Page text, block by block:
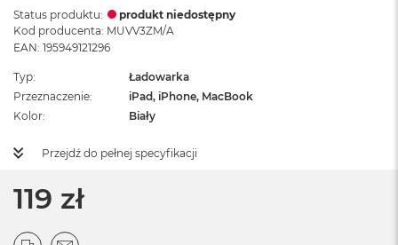
Status produktu:
produkt niedostępny
Kod producenta: MUVV3ZM/A
EAN: 195949121296
Typ
Ładowarka
Przeznaczenie
iPad, iPhone, MacBook
Kolor
Biały
Przejdź do pełnej specyfikacji
119 zł